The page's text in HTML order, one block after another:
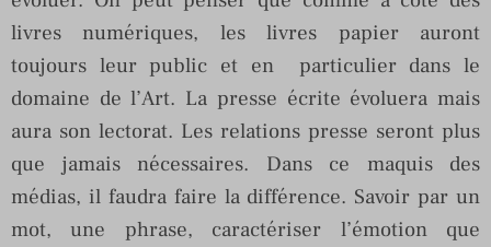
livres numériques, les livres papier auront
toujours leur public et en particulier dans le
domaine de l’Art. La presse écrite évoluera mais
aura son lectorat. Les relations presse seront plus
que jamais nécessaires. Dans ce maquis des
médias, il faudra faire la différence. Savoir par un
mot, une phrase, caractériser l’émotion que